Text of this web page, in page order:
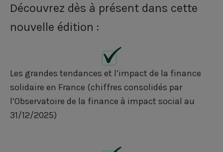
Découvrez dès à présent dans cette
nouvelle édition :
Les grandes tendances et l’impact de la finance
solidaire en France (chiffres consolidés par
l’Observatoire de la finance à impact social au
31/12/2025)